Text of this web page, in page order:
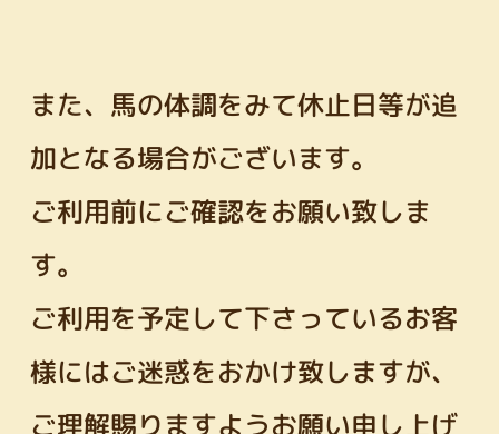
また、馬の体調をみて休止日等が追
加となる場合がございます。
ご利用前にご確認をお願い致しま
す。
ご利用を予定して下さっているお客
様にはご迷惑をおかけ致しますが、
ご理解賜りますようお願い申し上げ